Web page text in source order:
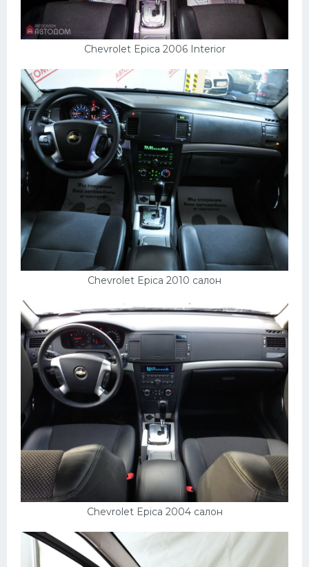
Chevrolet Epica 2006 Interior
Chevrolet Epica 2010 салон
Chevrolet Epica 2004 салон